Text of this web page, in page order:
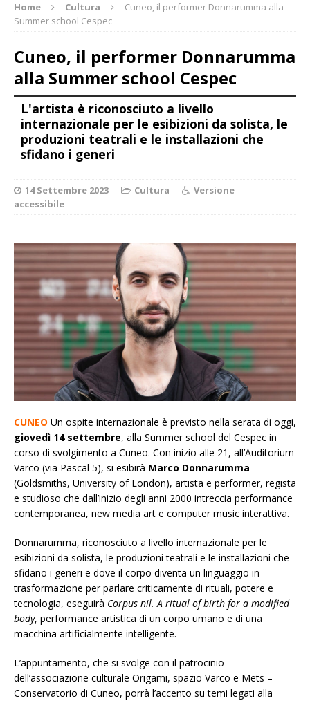
Home Cultura
Cuneo, il performer Donnarumma alla
Summer school Cespec
Cuneo, il performer Donnarumma
alla Summer school Cespec
L'artista è riconosciuto a livello
internazionale per le esibizioni da solista, le
produzioni teatrali e le installazioni che
sfidano i generi
14 Settembre 2023 Cultura
Versione
accessibile
CUNEO Un ospite internazionale è previsto nella serata di oggi,
giovedì 14 settembre, alla Summer school del Cespec in
corso di svolgimento a Cuneo. Con inizio alle 21, all’Auditorium
Varco (via Pascal 5), si esibirà Marco Donnarumma
(Goldsmiths, University of London), artista e performer, regista
e studioso che dall’inizio degli anni 2000 intreccia performance
contemporanea, new media art e computer music interattiva.
Donnarumma, riconosciuto a livello internazionale per le
esibizioni da solista, le produzioni teatrali e le installazioni che
sfidano i generi e dove il corpo diventa un linguaggio in
trasformazione per parlare criticamente di rituali, potere e
tecnologia, eseguirà Corpus nil. A ritual of birth for a modified
body, performance artistica di un corpo umano e di una
macchina artificialmente intelligente.
L’appuntamento, che si svolge con il patrocinio
dell’associazione culturale Origami, spazio Varco e Mets –
Conservatorio di Cuneo, porrà l’accento su temi legati alla